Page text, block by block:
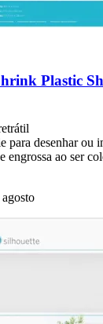
Plastic
para desenhar ou
engrossa ao ser